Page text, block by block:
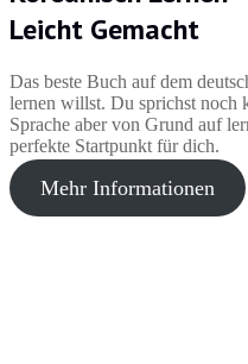
Leicht Gemacht
Das beste Buch auf dem
lernen willst. Du sprichst noch
Sprache aber von Grund auf
perfekte Startpunkt für dich.
Mehr Informationen